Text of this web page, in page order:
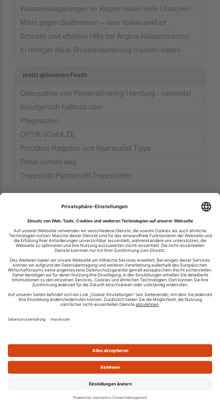
Wassereinlagerungen im Körper haben viele Ursachen
Mittel gegen Sodbrennen – eine Volkskrankheit
Schnelle und effektive Hilfe bei Angina-Halsschmerzen
In richtiger Klinik Brustverkleinerung machen lassen
meist gelesenen Feeds
Osteopathie und Personaltraining Hamburg - osteovital
mundgeruch-halitosis.com
Pflegestufen
OPTIK SCHULZE
Perücken Ratgeber und Haarausfall Tipps
Pickel schnell weg
Treppenlift-Plattformlift-Treppenlifter
Ihren RSS-Feed veröffentlichen
RSS-Verzeichnis.de © 2003-2026
Impressum
Kontakt
Datenschutzinformation
Cookie-Einstellungen
Was ist ein RSS Feed?
Die besten RSS Reader
101-200|200-300